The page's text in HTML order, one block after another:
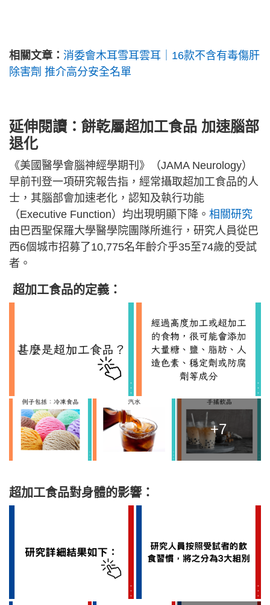
相關文章： 消委會木耳雪耳雲耳｜16款不含有毒傷肝
除害劑 推介高分安全名單
延伸閱讀：餅乾屬超加工食品 加速腦部
退化
《美國醫學會腦神經學期刊》（JAMA Neurology）
早前刊登一項研究報告指，經常攝取超加工食品的人
士，其腦部會加速老化，認知及執行功能
（Executive Function）均出現明顯下降。 相關研究
由巴西聖保羅大學醫學院團隊所進行，研究人員從巴
西6個城市招募了10,775名年齡介乎35至74歲的受試
者。
超加工食品的定義：
+7
超加工食品對身體的影響：